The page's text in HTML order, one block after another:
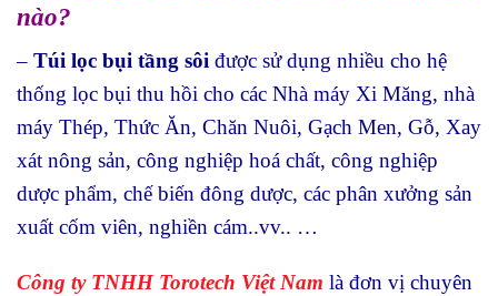
nào?
– Túi lọc bụi tầng sôi được sử dụng nhiều cho hệ
thống lọc bụi thu hồi cho các Nhà máy Xi Măng, nhà
máy Thép, Thức Ăn, Chăn Nuôi, Gạch Men, Gỗ, Xay
xát nông sản, công nghiệp hoá chất, công nghiệp
dược phẩm, chế biến đông dược, các phân xưởng sản
xuất cốm viên, nghiền cám..vv.. …
Công ty TNHH Torotech Việt Nam là đơn vị chuyên